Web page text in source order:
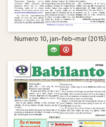
Numero 10, jan–feb–mar (2015)